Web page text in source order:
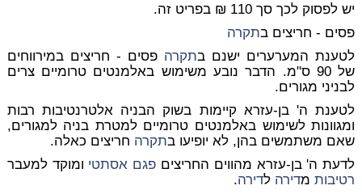
יש לפסוק לכך סך 110 ₪ בפריט זה.
פסים - חריצים בתקרה
לטענת המערערים ישנם בתקרה פסים - חריצים במירווחים
של 90 ס"מ. הדבר נובע משימוש באלמנטים טרומיים צרים
לבניני מגורים.
לטענת ה' בן-עזרא קיימות בשוק הבניה אלטרנטיבות רבות
ומגוונות לשימוש באלמנטים טרומיים למטרת בניה למגורים,
שאם משתמשים בהן, לא יופיעו בתקרה חריצים כאלה.
לדעת ה' בן-עזרא מהווים החריצים פגם אסתטי ומוקד למעבר
רטיבותמדירה לדירה.